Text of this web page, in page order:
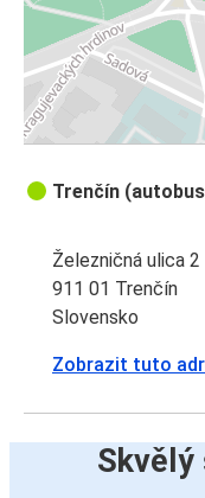
Trenčín
Železničná ulica 2
911 01 Trenčín
Slovensko
Zobrazit tuto
Skvělý